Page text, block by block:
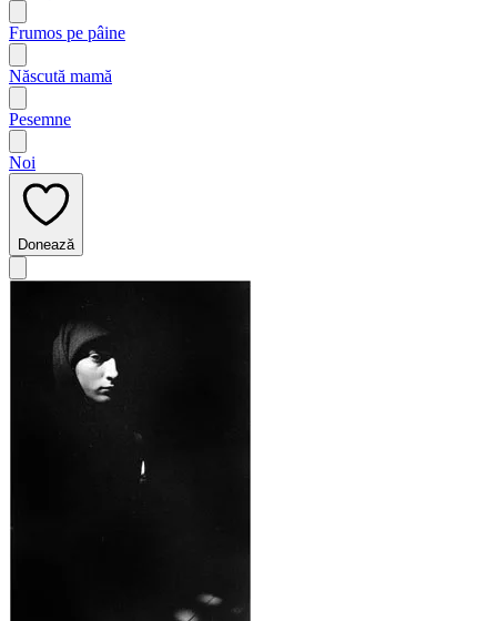
Frumos pe pâine
Născută mamă
Pesemne
Noi
Donează